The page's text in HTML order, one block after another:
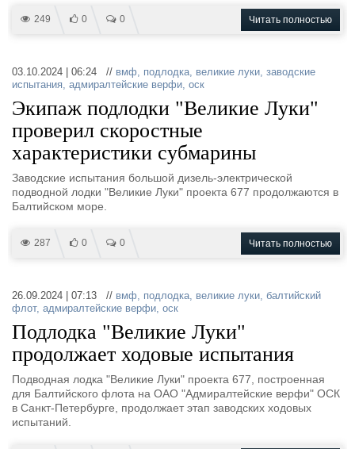
249 0 0 Читать полностью
03.10.2024 | 06:24 // вмф, подлодка, великие луки, заводские
испытания, адмиралтейские верфи, оск
Экипаж подлодки "Великие Луки"
проверил скоростные
характеристики субмарины
Заводские испытания большой дизель-электрической
подводной лодки "Великие Луки" проекта 677 продолжаются в
Балтийском море.
287 0 0 Читать полностью
26.09.2024 | 07:13 // вмф, подлодка, великие луки, балтийский
флот, адмиралтейские верфи, оск
Подлодка "Великие Луки"
продолжает ходовые испытания
Подводная лодка "Великие Луки" проекта 677, построенная
для Балтийского флота на ОАО "Адмиралтейские верфи" ОСК
в Санкт-Петербурге, продолжает этап заводских ходовых
испытаний.